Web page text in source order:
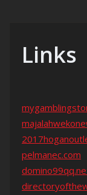
Links
pelmanec.com